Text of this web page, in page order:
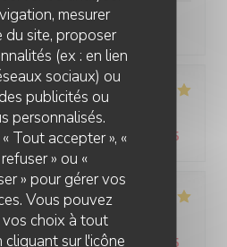
mesurer
du site, proposer
(ex : en lien
sociaux) ou
publicités ou
personnalisés.
Tout accepter », «
» ou «
» pour gérer vos
Vous pouvez
choix à tout
cliquant sur l'icône
2
/5 Cuisine:4/5 Qualité / Prix /5
3
/5 Cuisine: 5/5 Qualité / Prix /5